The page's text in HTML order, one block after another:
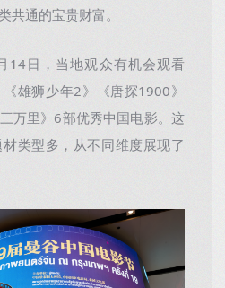
共通的宝贵财富。
日，当地观众有机会观看
《雄狮少年2》《唐探1900》
万里》6部优秀中国电影。这
类型多，从不同维度展现了